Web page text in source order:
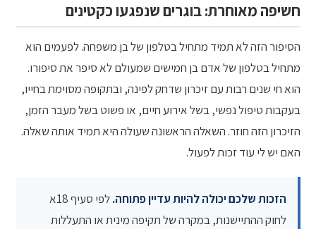
חשיפה מאוחרת: בוגרים שנפגעו כקטינים
הסיפור הזה לא תמיד מתחיל בטלפון של בן משפחה. לפעמים הוא
מתחיל בטלפון של אדם בן חמישים שמעולם לא סיפר את סיפורו.
הוא חי שנים רבות עם זיכרון שדחק לפינה, ובתקופה מסוימת בחייו,
בעקבות טיפול נפשי, בשל אירוע חיים, או פשוט בשל מעבר הזמן,
הזיכרון הזה חוזר. השאלה הראשונה שעולה היא תמיד אותה שאלה.
האם יש לי עוד זכות לפעול.
הזכות שלכם יכולה להיות עדיין פתוחה.
לפי סעיף 18א
לחוק ההתיישנות, במקרה של תקיפה מינית או התעללות